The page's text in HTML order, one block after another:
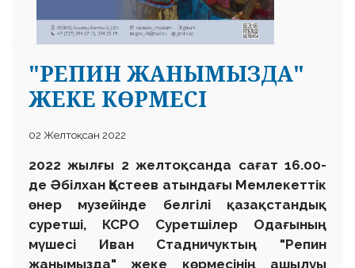
"РЕПИН ЖАНЫМЫЗДА"
ЖЕКЕ КӨРМЕСІ
02 Желтоқсан 2022
2022 жылғы 2 желтоқсанда сағат 16.00-
де Әбілхан Қастеев атындағы Мемлекеттік
өнер музейінде белгілі қазақстандық
суретші, КСРО Суретшілер Одағының
мүшесі Иван Стадничуктың "Репин
жанымызда" жеке көрмесінің ашылуы